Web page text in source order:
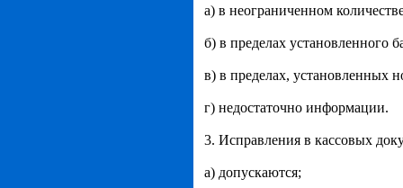
а) в неограниченном
б) в пределах установленного
в) в пределах,
г) недостаточно информации.
3. Исправления в кассовых
а) допускаются;